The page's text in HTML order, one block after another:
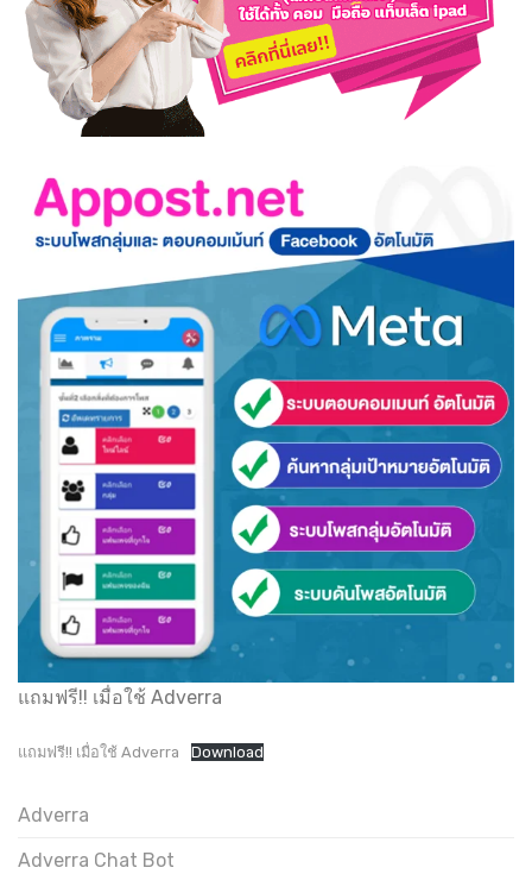
แถมฟรี!! เมื่อใช้ Adverra
แถมฟรี!! เมื่อใช้ Adverra Download
Adverra
Adverra Chat Bot